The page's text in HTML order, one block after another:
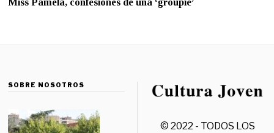
Miss Pamela, confesiones de una ‘groupie’
SOBRE NOSOTROS
© 2022 - TODOS LOS